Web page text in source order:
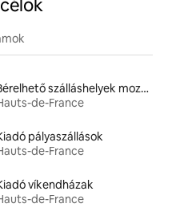
Bérelhető szálláshelyek mozgáskorlátozottaknak megfelelő magasságú ággyal
de-France
pályaszállások
de-France
víkendházak
de-France